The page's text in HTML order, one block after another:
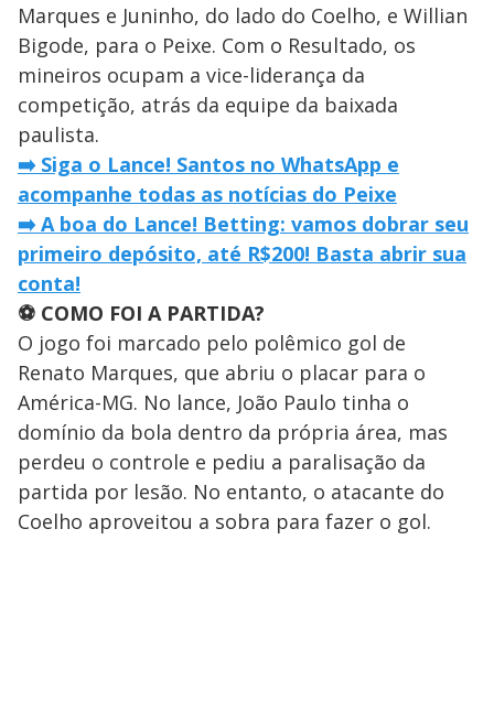
Marques e Juninho, do lado do Coelho, e Willian
Bigode, para o Peixe. Com o Resultado, os
mineiros ocupam a vice-liderança da
competição, atrás da equipe da baixada
paulista.
➡️ Siga o Lance! Santos no WhatsApp e
acompanhe todas as notícias do Peixe
➡️ A boa do Lance! Betting: vamos dobrar seu
primeiro depósito, até R$200! Basta abrir sua
conta!
⚽ COMO FOI A PARTIDA?
O jogo foi marcado pelo polêmico gol de
Renato Marques, que abriu o placar para o
América-MG. No lance, João Paulo tinha o
domínio da bola dentro da própria área, mas
perdeu o controle e pediu a paralisação da
partida por lesão. No entanto, o atacante do
Coelho aproveitou a sobra para fazer o gol.